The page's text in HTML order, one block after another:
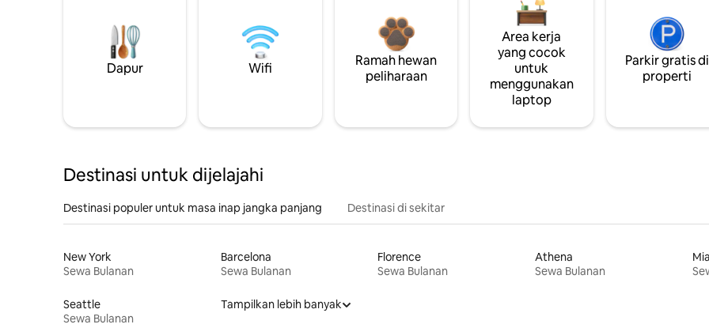
Dapur Wifi
Ramah hewan
peliharaan
Area kerja
yang cocok
untuk
menggunakan
laptop
Parkir gratis di
properti
Destinasi untuk dijelajahi
Destinasi populer untuk masa inap jangka panjang Destinasi di sekitar
New York
Sewa Bulanan
Barcelona
Sewa Bulanan
Florence
Sewa Bulanan
Athena
Sewa Bulanan
Seattle
Sewa Bulanan
Tampilkan lebih banyak